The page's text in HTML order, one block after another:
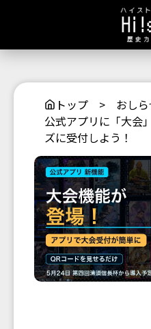
トップ > おし
公式アプリに「大会
ズに受付しよう！